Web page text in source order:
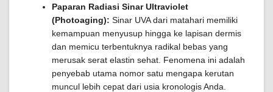
Paparan Radiasi Sinar Ultraviolet
(Photoaging): Sinar UVA dari matahari memiliki
kemampuan menyusup hingga ke lapisan dermis
dan memicu terbentuknya radikal bebas yang
merusak serat elastin sehat. Fenomena ini adalah
penyebab utama nomor satu mengapa kerutan
muncul lebih cepat dari usia kronologis Anda.